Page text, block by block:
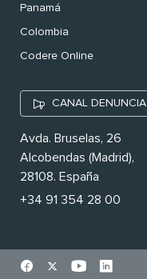
Panamá
Colombia
Codere Online
CANAL DENUNCIA
Avda. Bruselas, 26
Alcobendas (Madrid),
28108. España
+34 91 354 28 00